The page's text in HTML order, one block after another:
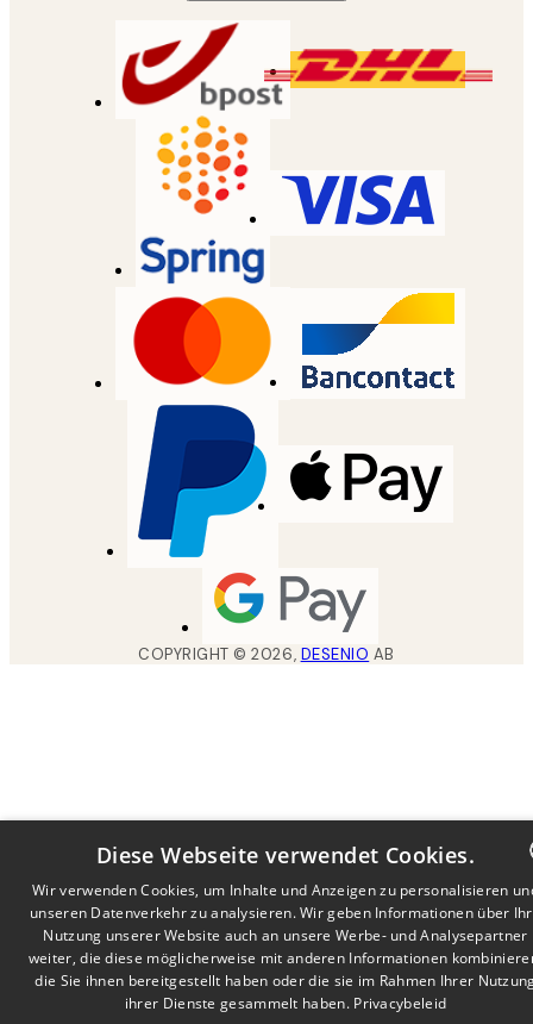
COPYRIGHT ©2026, DESENIO AB
DUTCH
FRENCH
Diese Webseite verwendet Cookies.
Wir verwenden Cookies, um Inhalte und Anzeigen zu personalisieren
unseren Datenverkehr zu analysieren. Wir geben Informationen über
Nutzung unserer Website auch an unsere Werbe- und Analysepartner
weiter, die diese möglicherweise mit anderen Informationen
die Sie ihnen bereitgestellt haben oder die sie im Rahmen Ihrer
ihrer Dienste gesammelt haben. Privacybeleid